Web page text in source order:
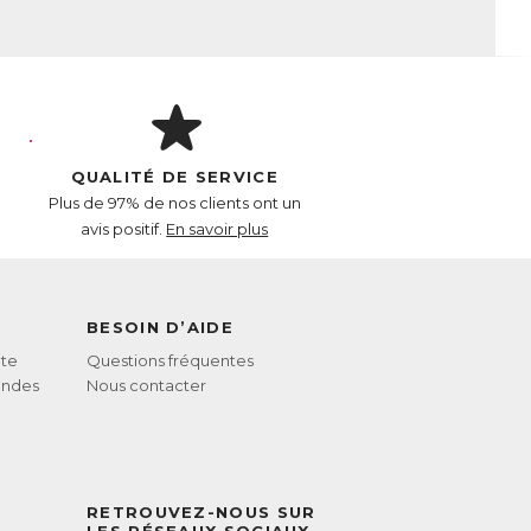
QUALITÉ DE SERVICE
Plus de 97% de nos clients ont un
avis positif. En savoir plus
BESOIN D’AIDE
Questions fréquentes
Nous contacter
RETROUVEZ-NOUS SUR